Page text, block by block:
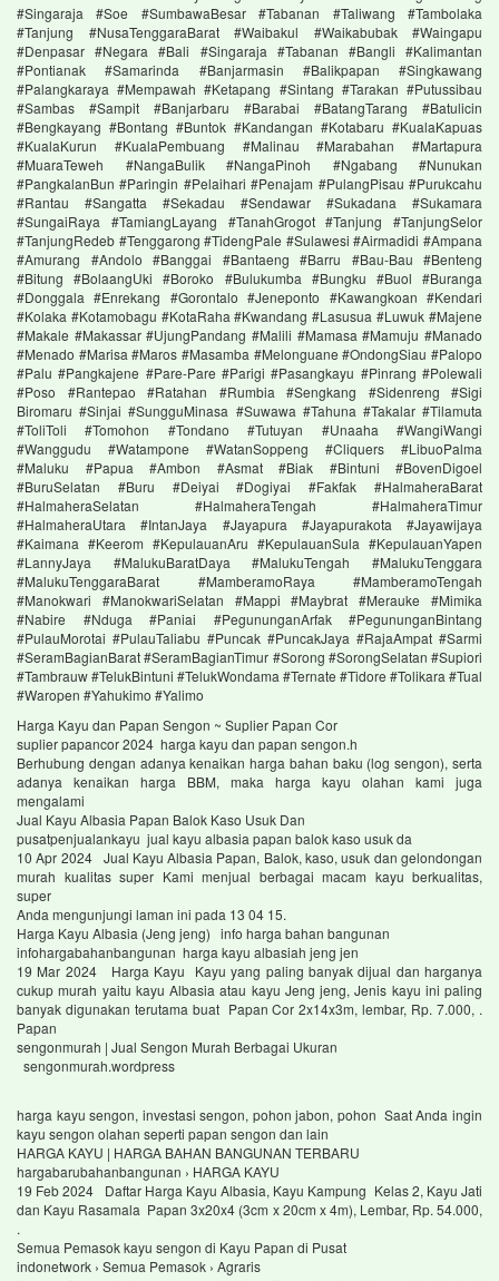
#Singaraja #Soe #SumbawaBesar #Tabanan #Taliwang #Tambolaka
#Tanjung #NusaTenggaraBarat #Waibakul #Waikabubak #Waingapu
#Denpasar #Negara #Bali #Singaraja #Tabanan #Bangli #Kalimantan
#Pontianak #Samarinda #Banjarmasin #Balikpapan #Singkawang
#Palangkaraya #Mempawah #Ketapang #Sintang #Tarakan #Putussibau
#Sambas #Sampit #Banjarbaru #Barabai #BatangTarang #Batulicin
#Bengkayang #Bontang #Buntok #Kandangan #Kotabaru #KualaKapuas
#KualaKurun #KualaPembuang #Malinau #Marabahan #Martapura
#MuaraTeweh #NangaBulik #NangaPinoh #Ngabang #Nunukan
#PangkalanBun #Paringin #Pelaihari #Penajam #PulangPisau #Purukcahu
#Rantau #Sangatta #Sekadau #Sendawar #Sukadana #Sukamara
#SungaiRaya #TamiangLayang #TanahGrogot #Tanjung #TanjungSelor
#TanjungRedeb #Tenggarong #TidengPale #Sulawesi #Airmadidi #Ampana
#Amurang #Andolo #Banggai #Bantaeng #Barru #Bau-Bau #Benteng
#Bitung #BolaangUki #Boroko #Bulukumba #Bungku #Buol #Buranga
#Donggala #Enrekang #Gorontalo #Jeneponto #Kawangkoan #Kendari
#Kolaka #Kotamobagu #KotaRaha #Kwandang #Lasusua #Luwuk #Majene
#Makale #Makassar #UjungPandang #Malili #Mamasa #Mamuju #Manado
#Menado #Marisa #Maros #Masamba #Melonguane #OndongSiau #Palopo
#Palu #Pangkajene #Pare-Pare #Parigi #Pasangkayu #Pinrang #Polewali
#Poso #Rantepao #Ratahan #Rumbia #Sengkang #Sidenreng #Sigi
Biromaru #Sinjai #SungguMinasa #Suwawa #Tahuna #Takalar #Tilamuta
#ToliToli #Tomohon #Tondano #Tutuyan #Unaaha #WangiWangi
#Wanggudu #Watampone #WatanSoppeng #Cliquers #LibuoPalma
#Maluku #Papua #Ambon #Asmat #Biak #Bintuni #BovenDigoel
#BuruSelatan #Buru #Deiyai #Dogiyai #Fakfak #HalmaheraBarat
#HalmaheraSelatan #HalmaheraTengah #HalmaheraTimur
#HalmaheraUtara #IntanJaya #Jayapura #Jayapurakota #Jayawijaya
#Kaimana #Keerom #KepulauanAru #KepulauanSula #KepulauanYapen
#LannyJaya #MalukuBaratDaya #MalukuTengah #MalukuTenggara
#MalukuTenggaraBarat #MamberamoRaya #MamberamoTengah
#Manokwari #ManokwariSelatan #Mappi #Maybrat #Merauke #Mimika
#Nabire #Nduga #Paniai #PegununganArfak #PegununganBintang
#PulauMorotai #PulauTaliabu #Puncak #PuncakJaya #RajaAmpat #Sarmi
#SeramBagianBarat #SeramBagianTimur #Sorong #SorongSelatan #Supiori
#Tambrauw #TelukBintuni #TelukWondama #Ternate #Tidore #Tolikara #Tual
#Waropen #Yahukimo #Yalimo
Harga Kayu dan Papan Sengon ~ Suplier Papan Cor
suplier papancor 2024 harga kayu dan papan sengon.h
Berhubung dengan adanya kenaikan harga bahan baku (log sengon), serta
adanya kenaikan harga BBM, maka harga kayu olahan kami juga
mengalami
Jual Kayu Albasia Papan Balok Kaso Usuk Dan
pusatpenjualankayu jual kayu albasia papan balok kaso usuk da
10 Apr 2024 Jual Kayu Albasia Papan, Balok, kaso, usuk dan gelondongan
murah kualitas super Kami menjual berbagai macam kayu berkualitas,
super
Anda mengunjungi laman ini pada 13 04 15.
Harga Kayu Albasia (Jeng jeng) info harga bahan bangunan
infohargabahanbangunan harga kayu albasiah jeng jen
19 Mar 2024 Harga Kayu Kayu yang paling banyak dijual dan harganya
cukup murah yaitu kayu Albasia atau kayu Jeng jeng, Jenis kayu ini paling
banyak digunakan terutama buat Papan Cor 2x14x3m, lembar, Rp. 7.000, .
Papan
sengonmurah | Jual Sengon Murah Berbagai Ukuran
sengonmurah.wordpress
harga kayu sengon, investasi sengon, pohon jabon, pohon Saat Anda ingin
kayu sengon olahan seperti papan sengon dan lain
HARGA KAYU | HARGA BAHAN BANGUNAN TERBARU
hargabarubahanbangunan › HARGA KAYU
19 Feb 2024 Daftar Harga Kayu Albasia, Kayu Kampung Kelas 2, Kayu Jati
dan Kayu Rasamala Papan 3x20x4 (3cm x 20cm x 4m), Lembar, Rp. 54.000,
.
Semua Pemasok kayu sengon di Kayu Papan di Pusat
indonetwork › Semua Pemasok › Agraris